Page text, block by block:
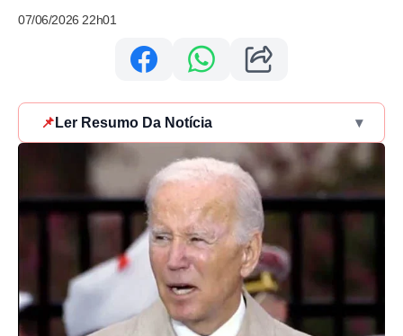
07/06/2026 22h01
📌 Ler Resumo Da Notícia ▾